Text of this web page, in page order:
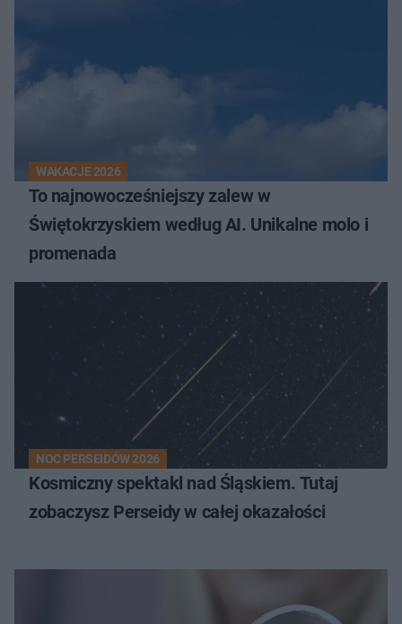
WAKACJE 2026
To najnowocześniejszy zalew w
Świętokrzyskiem według AI. Unikalne molo i
promenada
NOC PERSEIDÓW 2026
Kosmiczny spektakl nad Śląskiem. Tutaj
zobaczysz Perseidy w całej okazałości